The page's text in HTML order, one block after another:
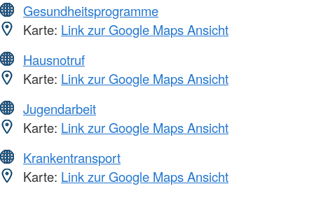
Gesundheitsprogramme
Karte: Link zur Google Maps Ansicht
Hausnotruf
Karte: Link zur Google Maps Ansicht
Jugendarbeit
Karte: Link zur Google Maps Ansicht
Krankentransport
Karte: Link zur Google Maps Ansicht